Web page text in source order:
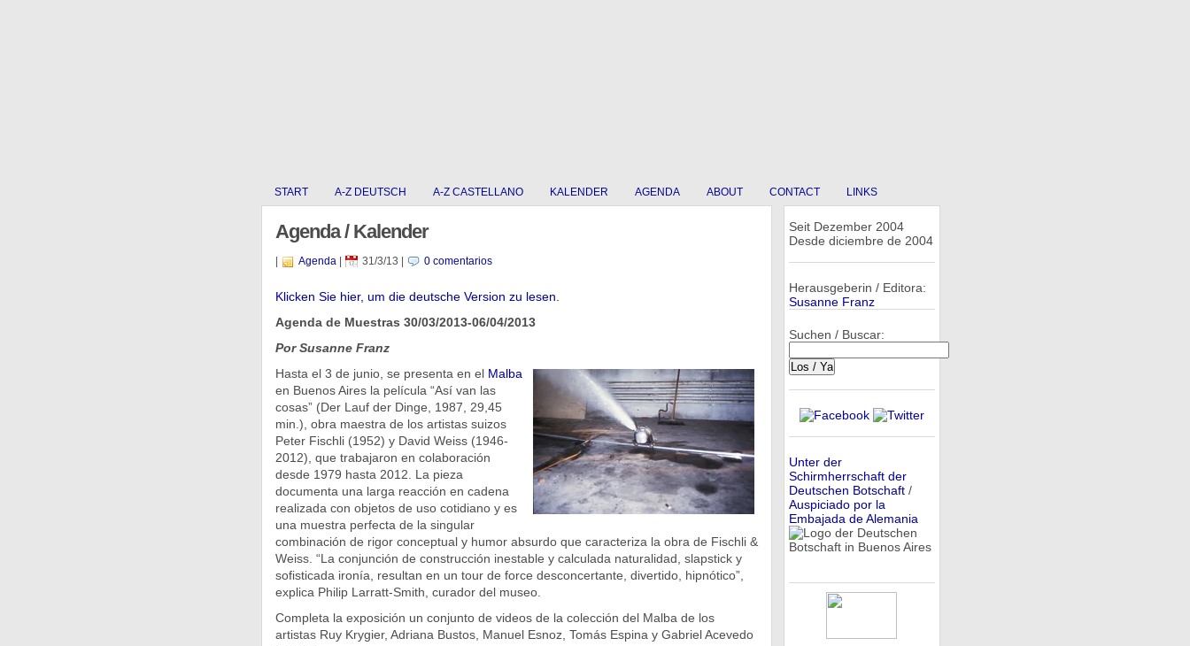
START A-Z DEUTSCH A-Z CASTELLANO KALENDER AGENDA ABOUT CONTACT LINKS
Agenda / Kalender
Agenda| 31/3/13 0 comentarios
Klicken Sie hier, um die deutsche Version zu lesen.
Agenda de Muestras 30/03/2013-06/04/2013
Por Susanne Franz
Hasta el 3 de junio, se presenta en el Malba
en Buenos Aires la película “Así van las
cosas” (Der Lauf der Dinge, 1987, 29,45
min.), obra maestra de los artistas suizos
Peter Fischli (1952) y David Weiss (1946-
2012), que trabajaron en colaboración
desde 1979 hasta 2012. La pieza
documenta una larga reacción en cadena
realizada con objetos de uso cotidiano y es
una muestra perfecta de la singular
combinación de rigor conceptual y humor absurdo que caracteriza la obra de Fischli &
Weiss. “La conjunción de construcción inestable y calculada naturalidad, slapstick y
sofisticada ironía, resultan en un tour de force desconcertante, divertido, hipnótico”,
explica Philip Larratt-Smith, curador del museo.
Completa la exposición un conjunto de videos de la colección del Malba de los
artistas Ruy Krygier, Adriana Bustos, Manuel Esnoz, Tomás Espina y Gabriel Acevedo
Seit Dezember 2004
Desde diciembre de 2004
Herausgeberin / Editora:
Susanne Franz
Suchen / Buscar:
Unter der
Schirmherrschaft der
Deutschen Botschaft/
Auspiciado por la
Embajada de Alemania